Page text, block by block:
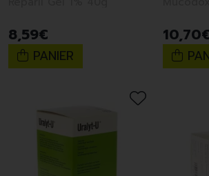
8,59€
PANIER
10,70